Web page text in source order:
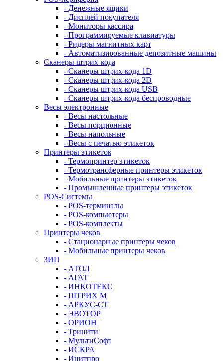
- Денежные ящики
- Дисплей покупателя
- Мониторы кассира
- Программируемые клавиатуры
- Ридеры магнитных карт
- Автоматизированные депозитные машины
Сканеры штрих-кода
- Сканеры штрих-кода 1D
- Сканеры штрих-кода 2D
- Сканеры штрих-кода USB
- Сканеры штрих-кода беспроводные
Весы электронные
- Весы настольные
- Весы порционные
- Весы напольные
- Весы с печатью этикеток
Принтеры этикеток
- Термопринтер этикеток
- Термотрансферные принтеры этикеток
- Мобильные принтеры этикеток
- Промышленные принтеры этикеток
POS-Системы
- POS-терминалы
- POS-компьютеры
- POS-комплекты
Принтеры чеков
- Стационарные принтеры чеков
- Мобильные принтеры чеков
ЗИП
- АТОЛ
- АГАТ
- ИНКОТЕКС
- ШТРИХ М
- АРКУС-СТ
- ЭВОТОР
- ОРИОН
- Тринити
- МультиСофт
- ИСКРА
- Инитпро